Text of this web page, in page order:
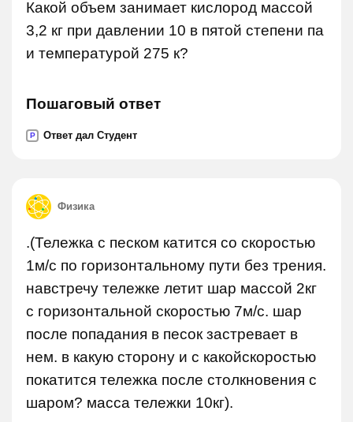
Какой объем занимает кислород массой
3,2 кг при давлении 10 в пятой степени па
и температурой 275 к?
Пошаговый ответ
P Ответ дал Студент
Физика
.(Тележка с песком катится со скоростью
1м/с по горизонтальному пути без трения.
навстречу тележке летит шар массой 2кг
с горизонтальной скоростью 7м/с. шар
после попадания в песок застревает в
нем. в какую сторону и с какойскоростью
покатится тележка после столкновения с
шаром? масса тележки 10кг).